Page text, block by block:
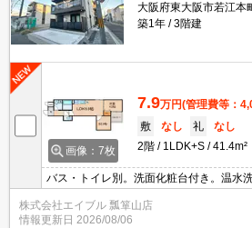
大阪府東大阪市若江本
築1年
3階建
画像：7枚
7.9万円(管理費等：
敷
なし 礼
なし
2階
1LDK+S 41.4m²
バス・トイレ別。洗面化粧台付き。温水
ッチン。TVインターホン付き。IH調理器
洗濯機置場。納戸3.9帖付。浴室乾燥機付
円。
株式会社エイブル 瓢箪山店
情報更新日 2026/08/06